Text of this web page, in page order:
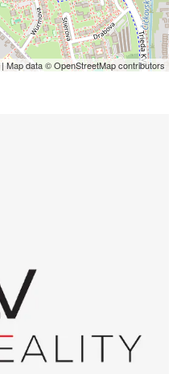
| Map data ©OpenStreetMapcontributors